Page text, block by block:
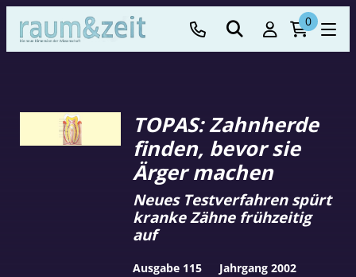
0
TOPAS: Zahnherde
finden, bevor sie
Ärger machen
Neues Testverfahren spürt
kranke Zähne frühzeitig
auf
Ausgabe 115 Jahrgang 2002